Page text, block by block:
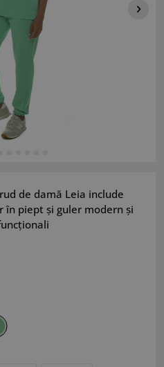
de damă Leia include
în piept și guler modern și